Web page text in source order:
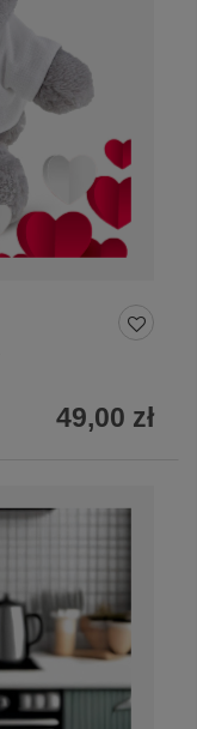
49,00 zł